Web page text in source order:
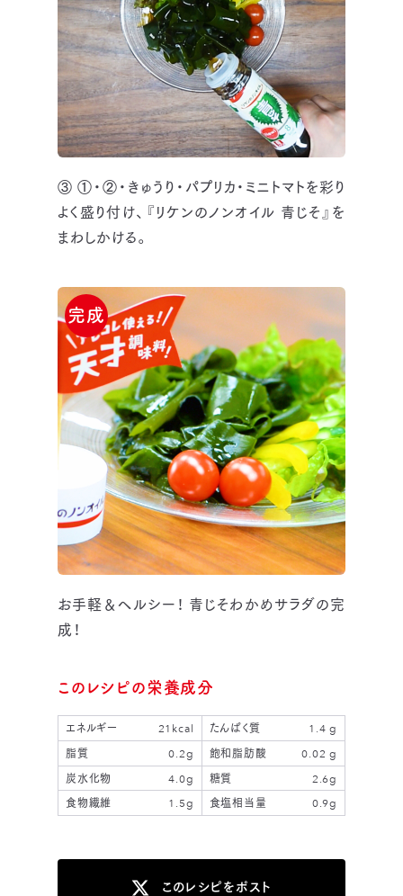
③ ①・②・きゅうり・パプリカ・ミニトマトを彩り
よく盛り付け、『リケンのノンオイル 青じそ』を
まわしかける。
お手軽＆ヘルシー！ 青じそわかめサラダの完
成！
完成
このレシピの栄養成分
エネルギー 21kcal たんぱく質
1.4 g
脂質
0.2g 飽和脂肪酸
0.02 g
炭水化物
4.0g 糖質
2.6g
食物繊維
1.5g 食塩相当量 0.9g
このレシピをポスト